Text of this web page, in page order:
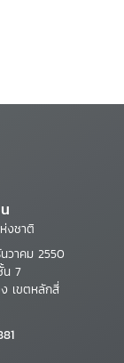
งชาติ
วาคม 2550
น 7
เขตหลักสี่